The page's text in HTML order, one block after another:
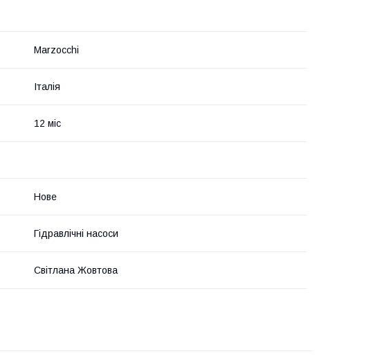
Marzocchi
Італія
12 міс
Нове
Гідравлічні насоси
Світлана Жовтова